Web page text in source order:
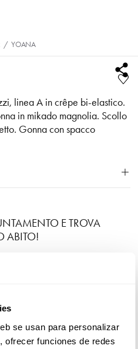
se usan para personalizar
ofrecer funciones de redes
/ YOANA
linea A in crêpe bi-elastico.
in mikado magnolia. Scollo
Gonna con spacco
E TROVA
ABITO!